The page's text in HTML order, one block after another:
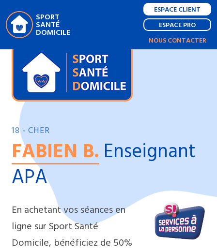
SPORT
SANTÉ
DOMICILE
ESPACE CLIENT
ESPACE PRO
NOUS CONTACTER
18 - CHER
FABIEN B. Enseignant
APA
En achetant vos séances en
ligne sur Sport Santé
Domicile, bénéficiez de 50%